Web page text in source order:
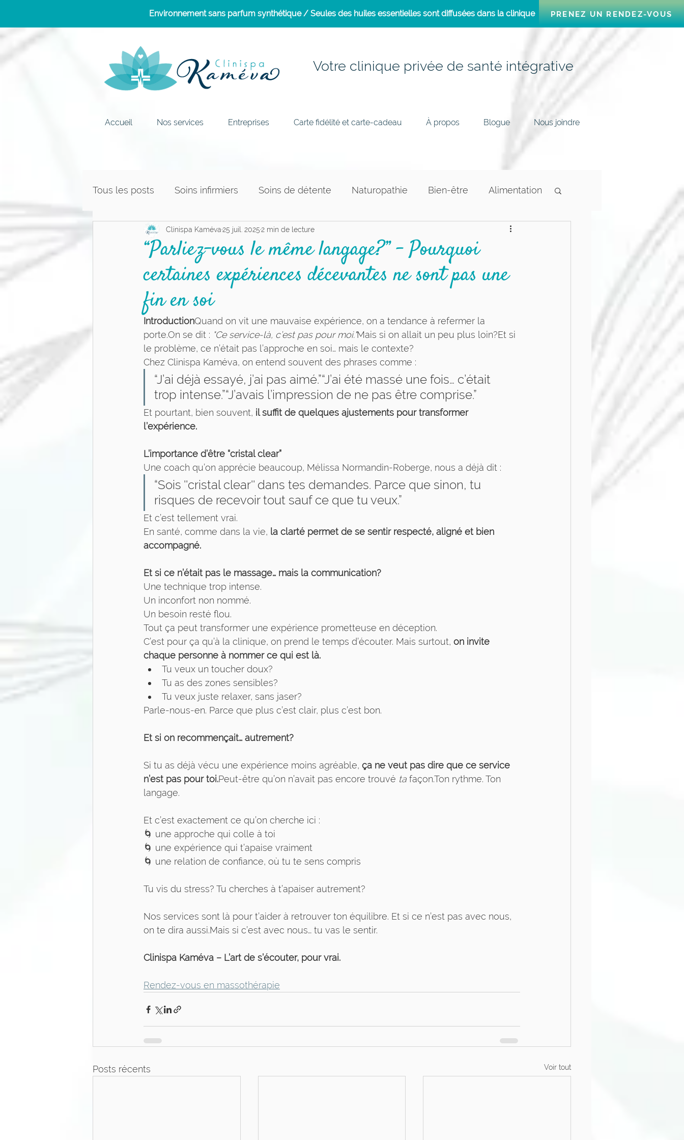
PRENEZ UN RENDEZ-VOUS
Environnement sans parfum synthétique / Seules des huiles essentielles sont diffusées dans la clinique
Votre clinique privée de santé intégrative
Accueil Nos services Entreprises Carte fidélité et carte-cadeau À propos Blogue Nous joindre
Tous les posts Soins infirmiers Soins de détente Naturopathie Bien-être Alimentation
Équilibre de vie Relations humaines Prise de sang
Massothérapie Prise de sang Soins podologiques
“Parliez-vous le même langage?” – Pourquoi
certaines expériences décevantes ne sont pas une
fin en soi
Clinispa Kaméva25 juil. 20252 min de lecture
IntroductionQuand on vit une mauvaise expérience, on a tendance à refermer la
porte.On se dit : "Ce service-là, c’est pas pour moi."Mais si on allait un peu plus loin?Et si
le problème, ce n’était pas l’approche en soi… mais le contexte?
Chez Clinispa Kaméva, on entend souvent des phrases comme :
“J’ai déjà essayé, j’ai pas aimé.”“J’ai été massé une fois… c’était
trop intense.”“J’avais l’impression de ne pas être comprise.”
Et pourtant, bien souvent, il suffit de quelques ajustements pour transformer
l’expérience.
L’importance d’être “cristal clear”
Une coach qu’on apprécie beaucoup, Mélissa Normandin-Roberge, nous a déjà dit :
“Sois ''cristal clear'' dans tes demandes. Parce que sinon, tu
risques de recevoir tout sauf ce que tu veux.”
Et c’est tellement vrai.
En santé, comme dans la vie, la clarté permet de se sentir respecté, aligné et bien
accompagné.
Et si ce n’était pas le massage… mais la communication?
Une technique trop intense.
Un inconfort non nommé.
Un besoin resté flou.
Tout ça peut transformer une expérience prometteuse en déception.
C’est pour ça qu’à la clinique, on prend le temps d’écouter. Mais surtout, on invite
chaque personne à nommer ce qui est là.
Tu veux un toucher doux?
Tu as des zones sensibles?
Tu veux juste relaxer, sans jaser?
Parle-nous-en. Parce que plus c’est clair, plus c’est bon.
Et si on recommençait… autrement?
Si tu as déjà vécu une expérience moins agréable, ça ne veut pas dire que ce service
n’est pas pour toi.Peut-être qu’on n’avait pas encore trouvé ta façon.Ton rythme. Ton
langage.
Et c’est exactement ce qu’on cherche ici :
🌀 une approche qui colle à toi
🌀 une expérience qui t’apaise vraiment
🌀 une relation de confiance, où tu te sens compris
Tu vis du stress? Tu cherches à t’apaiser autrement?
Nos services sont là pour t’aider à retrouver ton équilibre. Et si ce n’est pas avec nous,
on te dira aussi.Mais si c’est avec nous… tu vas le sentir.
Clinispa Kaméva – L’art de s’écouter, pour vrai.
Rendez-vous en massothérapie
Posts récents Voir tout